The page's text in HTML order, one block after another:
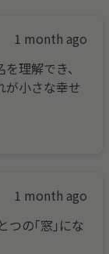
1 month ago
理解でき、
が小さな幸せ
1 month ago
つの｢窓｣にな